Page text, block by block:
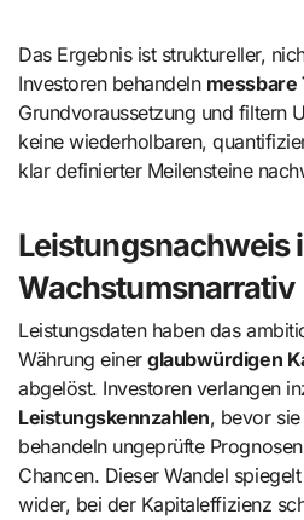
Das Ergebnis ist struktureller,
Investoren behandeln messbare
Grundvoraussetzung und filtern
keine wiederholbaren,
klar definierter Meilensteine
Leistungsnachweis
Wachstumsnarrativ
Leistungsdaten haben das
Währung einerglaubwürdigen
abgelöst. Investoren verlangen
Leistungskennzahlen, bevor
behandeln ungeprüfte
Chancen. Dieser Wandel
wider, bei der Kapitaleffizienz